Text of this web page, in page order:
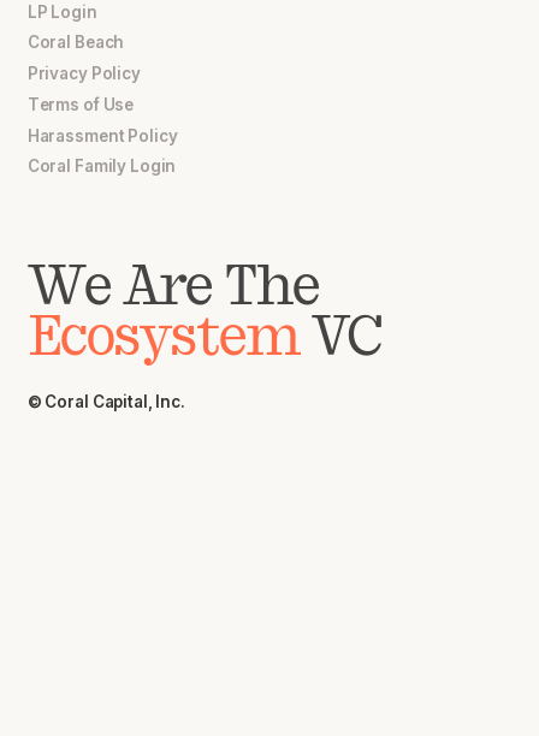
LP Login
Coral Beach
Privacy Policy
Terms of Use
Harassment Policy
Coral Family Login
We Are The
EcosystemVC
© Coral Capital, Inc.